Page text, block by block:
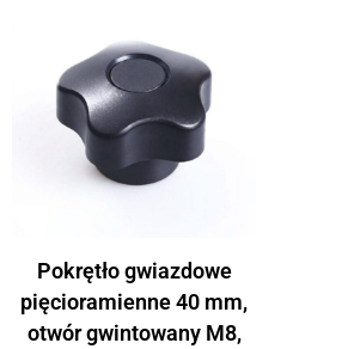
Pokrętło gwiazdowe
pięcioramienne 40 mm,
otwór gwintowany M8,